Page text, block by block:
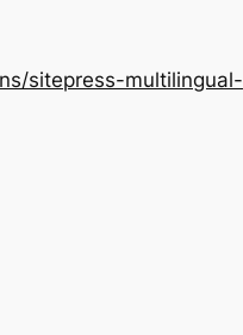
sitepress-multilingual-